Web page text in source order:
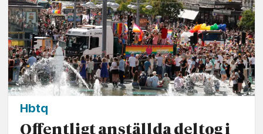
Hbtq
Offentligt anställda deltog i